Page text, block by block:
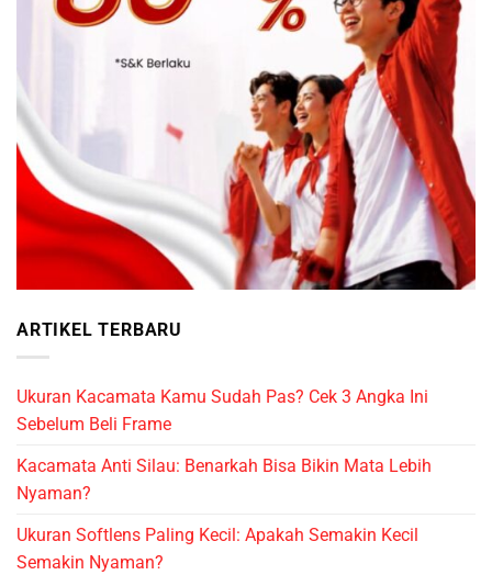
ARTIKEL TERBARU
Ukuran Kacamata Kamu Sudah Pas? Cek 3 Angka Ini
Sebelum Beli Frame
Kacamata Anti Silau: Benarkah Bisa Bikin Mata Lebih
Nyaman?
Ukuran Softlens Paling Kecil: Apakah Semakin Kecil
Semakin Nyaman?